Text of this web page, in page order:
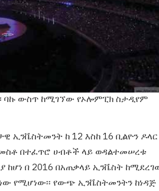
ባኩ ውስጥ ከሚገኘው የኦሎምፒክ ስታዲየም
ኢንቬስትመንት ከ 12 እስከ 16 ቢልዮን ዶላር
በተፈጥሮ ሀብቶች ላይ ወዳልተመሠረቱ
ከሆነ በ 2016 በአጠቃላይ ኢንቬስት
የሚሆነው፡፡ የውጭ ኢንቬስትመንትን ከነዳጅ